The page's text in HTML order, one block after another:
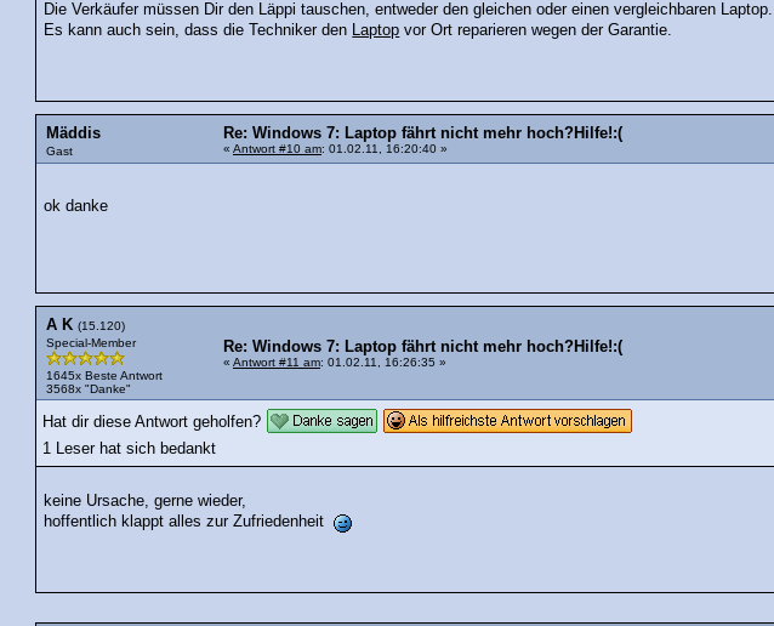
Die Verkäufer müssen Dir den Läppi tauschen, entweder den gleichen oder einen vergleichbaren Laptop.
Es kann auch sein, dass die Techniker den Laptop vor Ort reparieren wegen der Garantie.
Mäddis
Gast
Re: Windows 7: Laptop fährt nicht mehr hoch?Hilfe!:(
« Antwort #10 am: 01.02.11, 16:20:40 »
ok danke
A K (15.120)
Special-Member
1645x Beste Antwort
3568x "Danke"
Re: Windows 7: Laptop fährt nicht mehr hoch?Hilfe!:(
« Antwort #11 am: 01.02.11, 16:26:35 »
Hat dir diese Antwort geholfen?
1 Leser hat sich bedankt
keine Ursache, gerne wieder,
hoffentlich klappt alles zur Zufriedenheit